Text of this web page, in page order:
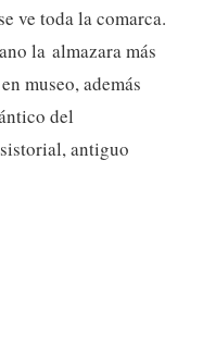
ve toda la comarca.
la almazara más
museo, además
del
antiguo